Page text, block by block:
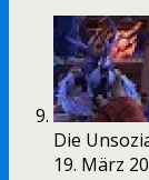
Die
19. März